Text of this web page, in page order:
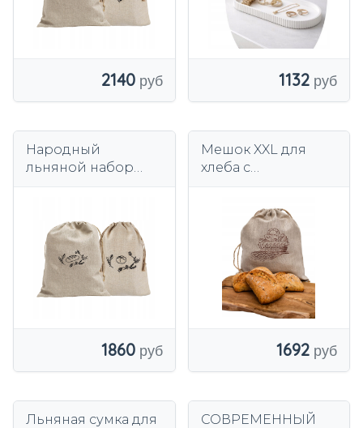
2140 1132
Народный
льняной набор
хлеба и булочек
1860
Мешок XXL для
хлеба с
1692
Льняная сумка для
СОВРЕМЕННЫЙ